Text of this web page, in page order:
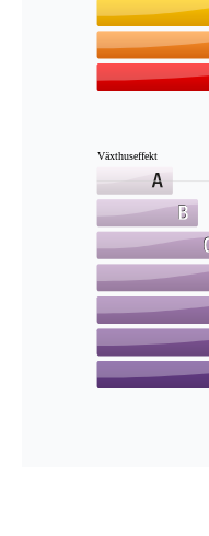
Växthuseffekt